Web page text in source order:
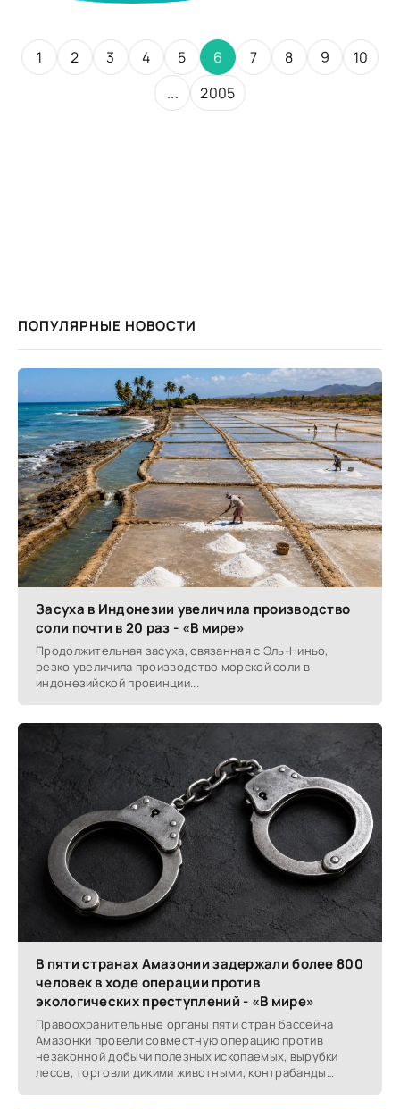
1 2 3 4 5 6 7 8 9
10
...
2005
ПОПУЛЯРНЫЕ НОВОСТИ
Засуха в Индонезии увеличила производство
соли почти в 20 раз - «В мире»
Продолжительная засуха, связанная с Эль-Ниньо,
резко увеличила производство морской соли в
индонезийской провинции...
В пяти странах Амазонии задержали более 800
человек в ходе операции против
экологических преступлений - «В мире»
Правоохранительные органы пяти стран бассейна
Амазонки провели совместную операцию против
незаконной добычи полезных ископаемых, вырубки
лесов, торговли дикими животными, контрабанды